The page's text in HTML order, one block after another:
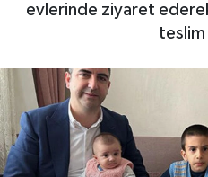
evlerinde ziyaret